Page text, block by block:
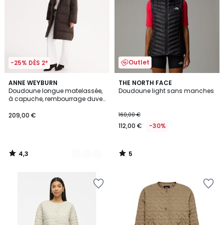
-25% DÈS 2*
ANNE WEYBURN
Doudoune longue matelassée,
à capuche, rembourrage duvet
209,00 €
4,3
/ 5
2
Couleurs
4,3
/
Outlet
THE NORTH FACE
Doudoune light sans manches
160,00 €
112,00 € -30%
5
/
5
/